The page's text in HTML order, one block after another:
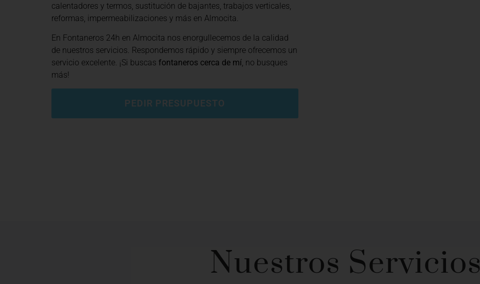
calentadores y termos, sustitución de bajantes, trabajos verticales,
reformas, impermeabilizaciones y más en Almocita.
En Fontaneros 24h en Almocita nos enorgullecemos de la calidad
de nuestros servicios. Respondemos rápido y siempre ofrecemos un
servicio excelente. ¡Si buscas fontaneros cerca de mí, no busques
más!
PEDIR PRESUPUESTO
Nuestros Servicios